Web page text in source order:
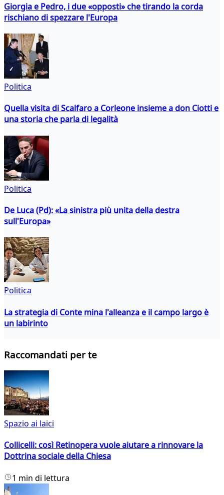
Giorgia e Pedro, i due «opposti» che tirando la corda
rischiano di spezzare l'Europa
Politica
Quella visita di Scalfaro a Corleone insieme a don Ciotti e
una storia che parla di legalità
Politica
De Luca (Pd): «La sinistra più unita della destra
sull'Europa»
Politica
La strategia di Conte mina l'alleanza e il campo largo è
un labirinto
Raccomandati per te
Spazio ai laici
Collicelli: così Retinopera vuole aiutare a rinnovare la
Dottrina sociale della Chiesa
1 min di lettura